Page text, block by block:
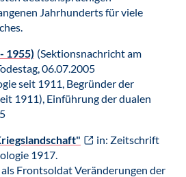
Jahrhunderts für viele
1955) (Sektionsnachricht am
06.07.2005
seit 1911, Begründer der
1911), Einführung der dualen
in: Zeitschrift
1917.
Frontsoldat Veränderungen der